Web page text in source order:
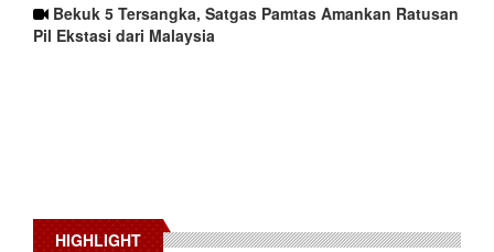
Bekuk 5 Tersangka, Satgas Pamtas Amankan Ratusan
Pil Ekstasi dari Malaysia
HIGHLIGHT